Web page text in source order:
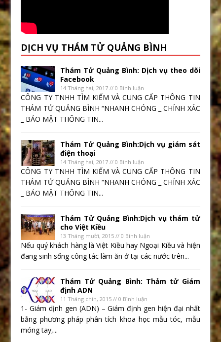
DỊCH VỤ THÁM TỬ QUẢNG BÌNH
Thám Tử Quảng Bình: Dịch vụ theo dõi
Facebook
14 Tháng hai, 2017 // 0 Bình luận
CÔNG TY TNHH TÌM KIẾM VÀ CUNG CẤP THÔNG TIN
THÁM TỬ QUẢNG BÌNH “NHANH CHÓNG _ CHÍNH XÁC
_ BẢO MẬT THÔNG TIN...
Thám Tử Quảng Bình:Dịch vụ giám sát
điện thoại
14 Tháng hai, 2017 // 0 Bình luận
CÔNG TY TNHH TÌM KIẾM VÀ CUNG CẤP THÔNG TIN
THÁM TỬ QUẢNG BÌNH “NHANH CHÓNG _ CHÍNH XÁC
_ BẢO MẬT THÔNG TIN...
Thám Tử Quảng Bình:Dịch vụ thám tử
cho Việt Kiều
13 Tháng mười, 2015 // 0 Bình luận
Nếu quý khách hàng là Việt Kiều hay Ngoại Kiều và hiện
đang sinh sống công tác làm ăn ở tại các nước trên...
Thám Tử Quảng Bình: Thảm tử Giám
định ADN
11 Tháng chín, 2015 // 0 Bình luận
1- Giám dịnh gen (ADN) – Giám định gen hiện đại nhất
bằng phương pháp phân tích khoa học mẫu tóc, mẫu
móng tay,...